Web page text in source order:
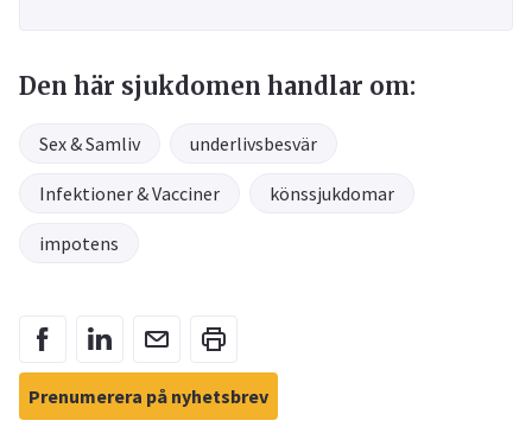
Den här sjukdomen handlar om:
Sex & Samliv underlivsbesvär
Infektioner & Vacciner könssjukdomar
impotens
Prenumerera på nyhetsbrev